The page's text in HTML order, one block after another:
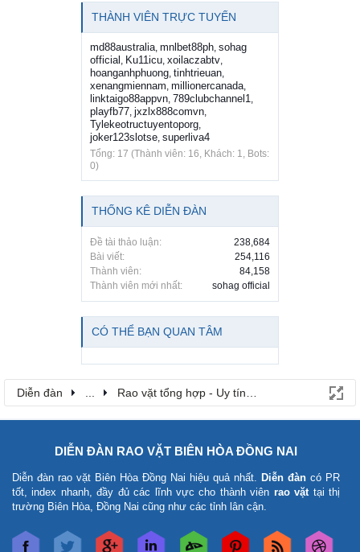
THÀNH VIÊN TRỰC TUYẾN
md88australia mnlbet88ph sohag
official Ku11icu xoilaczabtv
hoanganhphuong tinhtrieuan
xenangmiennam millionercanada
linktaigo88appvn 789clubchannel1
playfb77 jxzlx888comvn
Tylekeotructuyentoporg
joker123slotse superliva4
Tổng: 17 (Thành viên: 16, Khách: 1, Bots:
0)
THỐNG KÊ DIỄN ĐÀN
Đề tài thảo luận:
238,684
Bài viết:
254,116
Thành viên:
84,158
Thành viên mới nhất:
sohag official
CÓ THỂ BẠN QUAN TÂM
Diễn đàn Rao vặt tổng hợp - Uy tín - Miễn phí
DIỄN ĐÀN RAO VẶT BIÊN HÒA ĐỒNG NAI
Diễn đàn rao vặt Biên Hòa Đồng Nai hiệu quả nhất. Diễn đàn có PR
tốt, index nhanh, đầy đủ các lĩnh vực cho thành viên rao vặt tại thị
trường Biên Hòa, Đồng Nai cũng như các tỉnh lân cận.